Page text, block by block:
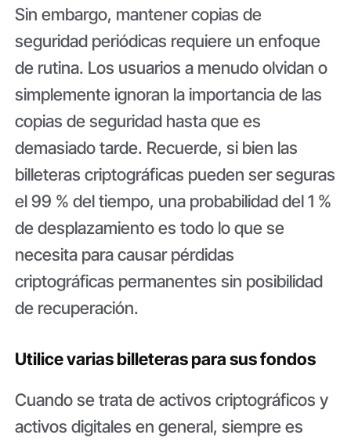
Sin embargo, mantener copias de
seguridad periódicas requiere un enfoque
de rutina. Los usuarios a menudo olvidan o
simplemente ignoran la importancia de las
copias de seguridad hasta que es
demasiado tarde. Recuerde, si bien las
billeteras criptográficas pueden ser seguras
el 99 % del tiempo, una probabilidad del 1 %
de desplazamiento es todo lo que se
necesita para causar pérdidas
criptográficas permanentes sin posibilidad
de recuperación.
Utilice varias billeteras para sus fondos
Cuando se trata de activos criptográficos y
activos digitales en general, siempre es